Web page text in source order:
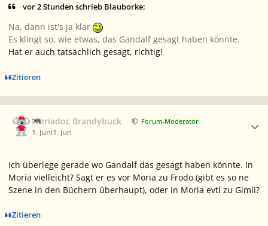
vor 2 Stunden schrieb Blauborke:
Na, dann ist's ja klar
Es klingt so, wie etwas, das Gandalf gesagt haben könnte.
Hat er auch tatsächlich gesagt, richtig!
Zitieren
Meriadoc Brandybuck Forum-Moderator
1. Juni1. Jun
Ich überlege gerade wo Gandalf das gesagt haben könnte. In
Moria vielleicht? Sagt er es vor Moria zu Frodo (gibt es so ne
Szene in den Büchern überhaupt), oder in Moria evtl zu Gimli?
Zitieren